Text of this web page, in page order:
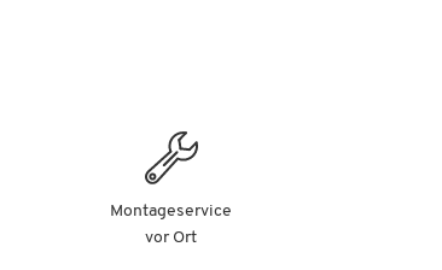
Montageservice
vor Ort